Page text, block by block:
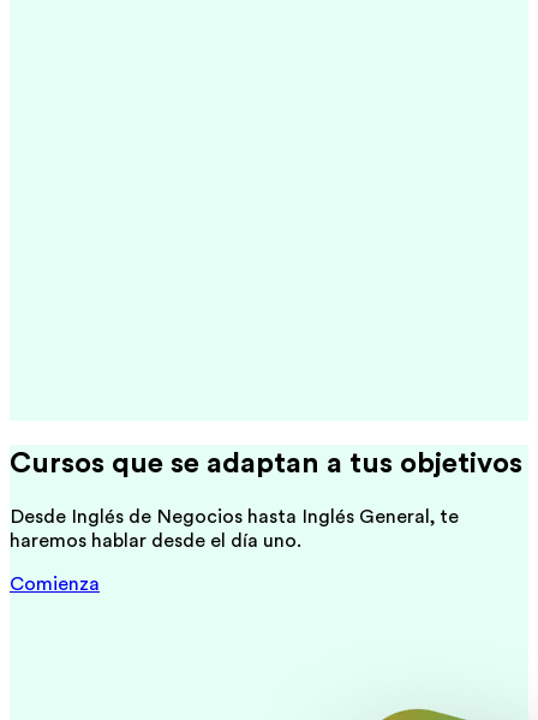
Cursos que se adaptan a tus objetivos
Desde Inglés de Negocios hasta Inglés General, te
haremos hablar desde el día uno.
Comienza